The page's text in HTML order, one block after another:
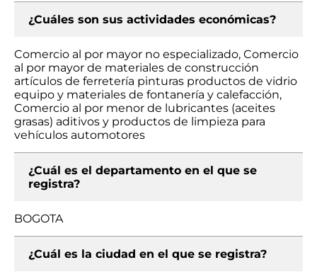
¿Cuáles son sus actividades económicas?
Comercio al por mayor no especializado, Comercio
al por mayor de materiales de construcción
artículos de ferretería pinturas productos de vidrio
equipo y materiales de fontanería y calefacción,
Comercio al por menor de lubricantes (aceites
grasas) aditivos y productos de limpieza para
vehículos automotores
¿Cuál es el departamento en el que se
registra?
BOGOTA
¿Cuál es la ciudad en el que se registra?